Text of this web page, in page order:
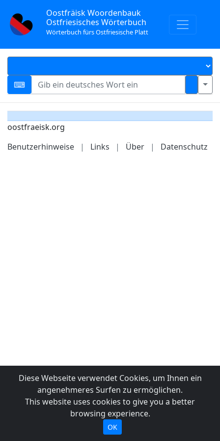
Oostfräisk Woordenbauk
Ostfriesisches Wörterbuch
Wörterbuch fürs Ostfriesische Platt
oostfraeisk.org
Benutzerhinweise
| Links | Über | Datenschutz
Diese Webseite verwendet Cookies, um Ihnen ein
angenehmeres Surfen zu ermöglichen.
This website uses cookies to give you a better
browsing experience.
OK